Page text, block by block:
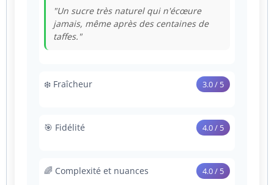
"Un sucre très naturel qui n'écœure
jamais, même après des centaines de
taffes."
❄️ Fraîcheur 3.0 / 5
une fraîcheur légère qui donne un aspect
"C'est frais et léger, parfait pour ceux qui
🎯 Fidélité 4.0 / 5
le goût "chimique" pour une sensation
proche d'un jus de fruit mixé.
🌈 Complexité et nuances 4.0 / 5